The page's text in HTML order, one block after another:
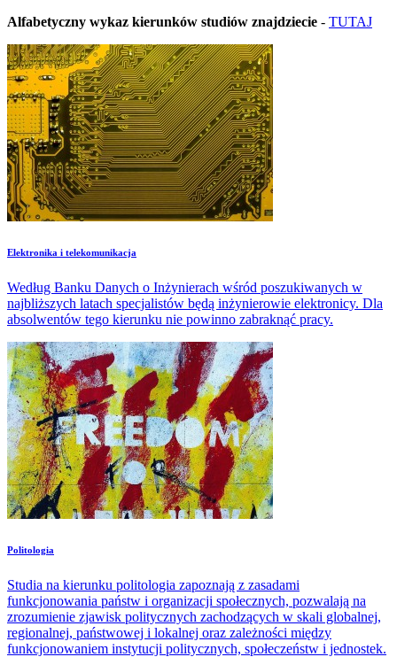
Alfabetyczny wykaz kierunków studiów znajdziecie - TUTAJ
Elektronika i telekomunikacja
Według Banku Danych o Inżynierach wśród poszukiwanych w
najbliższych latach specjalistów będą inżynierowie elektronicy. Dla
absolwentów tego kierunku nie powinno zabraknąć pracy.
Politologia
Studia na kierunku politologia zapoznają z zasadami
funkcjonowania państw i organizacji społecznych, pozwalają na
zrozumienie zjawisk politycznych zachodzących w skali globalnej,
regionalnej, państwowej i lokalnej oraz zależności między
funkcjonowaniem instytucji politycznych, społeczeństw i jednostek.